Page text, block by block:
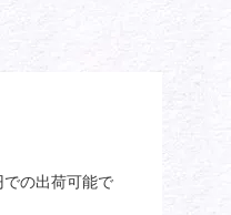
での出荷可能で